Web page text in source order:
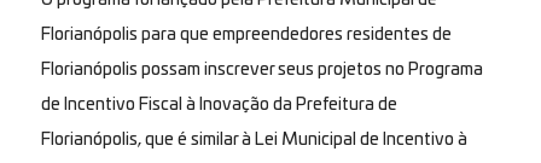
Florianópolis para que empreendedores residentes de
Florianópolis possam inscrever seus projetos no Programa
de Incentivo Fiscal à Inovação da Prefeitura de
Florianópolis, que é similar à Lei Municipal de Incentivo à